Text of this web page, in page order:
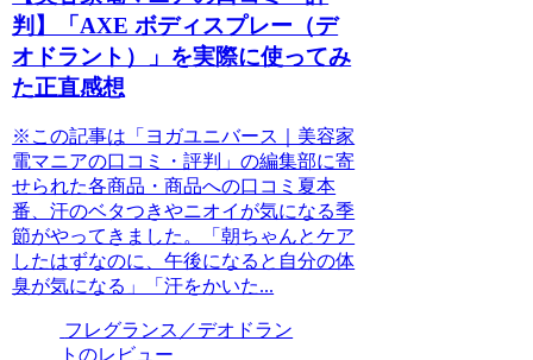
判】「AXE ボディスプレー（デ
オドラント）」を実際に使ってみ
た正直感想
※この記事は「ヨガユニバース｜美容家
電マニアの口コミ・評判」の編集部に寄
せられた各商品・商品への口コミ夏本
番、汗のベタつきやニオイが気になる季
節がやってきました。「朝ちゃんとケア
したはずなのに、午後になると自分の体
臭が気になる」「汗をかいた...
フレグランス／デオドラン
トのレビュー